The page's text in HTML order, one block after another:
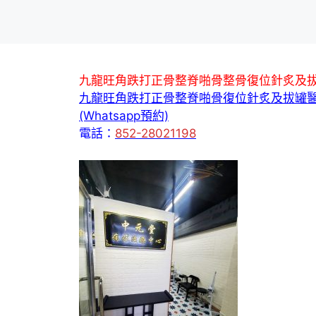
九龍旺角跌打正骨整脊啪骨整骨復位針炙及
九龍旺角跌打正骨整脊啪骨復位針炙及拔罐
(Whatsapp預約)
電話： 852-28021198